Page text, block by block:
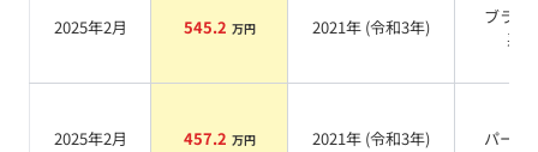
2025年2月 545.2 万円 2021年 (令和3年)
ブラッ
系
2025年2月 457.2 万円 2021年 (令和3年) パール